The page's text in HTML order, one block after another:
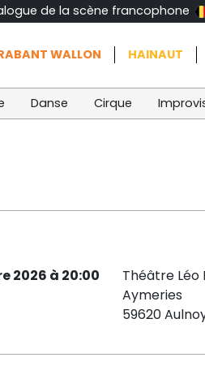
de la scène francophone
WALLON HAINAUT
Danse Cirque
2026 à 20:00
Théâtre
Aymeries
59620